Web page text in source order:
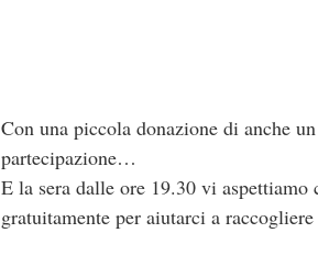
Con una piccola donazione di anche
partecipazione…
E la sera dalle ore 19.30 vi
gratuitamente per aiutarci a